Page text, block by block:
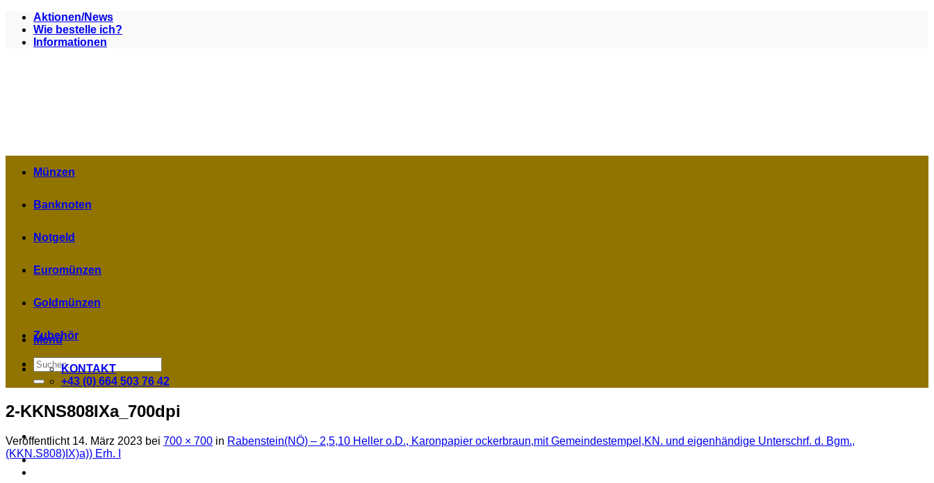
Zum
Inhalt
springen
Aktionen/News
Wie bestelle ich?
Informationen
Menü
Suchen
nach:
Münzen
Banknoten
Notgeld
Euromünzen
Goldmünzen
Zubehör
KONTAKT
+43 (0) 664 503 76 42
2-KKNS808IXa_700dpi
Veröffentlicht 14. März 2023 bei 700 × 700 in Rabenstein(NÖ) – 2,5,10 Heller o.D., Karonpapier ockerbraun,mit Gemeindestempel,KN. und eigenhändige Unterschrf. d. Bgm.,
(KKN.S808)IX)a)) Erh. I